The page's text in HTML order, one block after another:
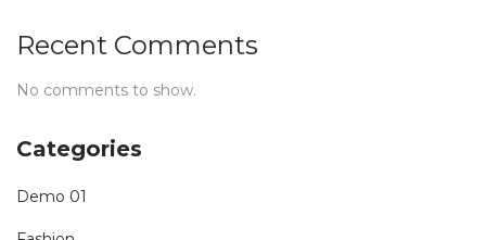
Recent Comments
No comments to show.
Categories
Demo 01